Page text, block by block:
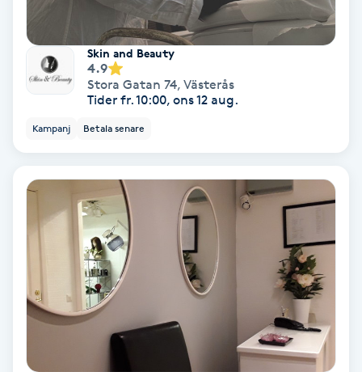
Stylist
Svettbehandling
Tuina-massage
Taktil massage
Skin and Beauty
4.9
Stora Gatan 74, Västerås
Tider fr. 10:00, ons 12 aug.
Kampanj Betala senare